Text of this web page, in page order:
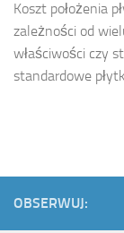
Koszt położenia
zależności od
właściwości czy
standardowe
OBSERWUJ: